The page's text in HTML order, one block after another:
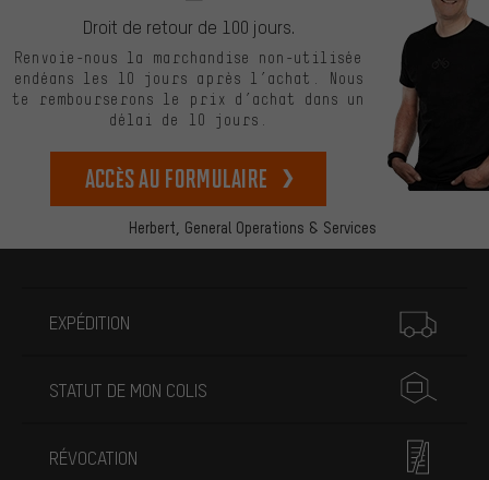
Herbert, General Operations & Services
Droit de retour de 100 jours.
Renvoie-nous la marchandise non-utilisée
endéans les 10 jours après l’achat. Nous
te rembourserons le prix d’achat dans un
délai de 10 jours.
Accès au formulaire
EXPÉDITION
STATUT DE MON COLIS
RÉVOCATION